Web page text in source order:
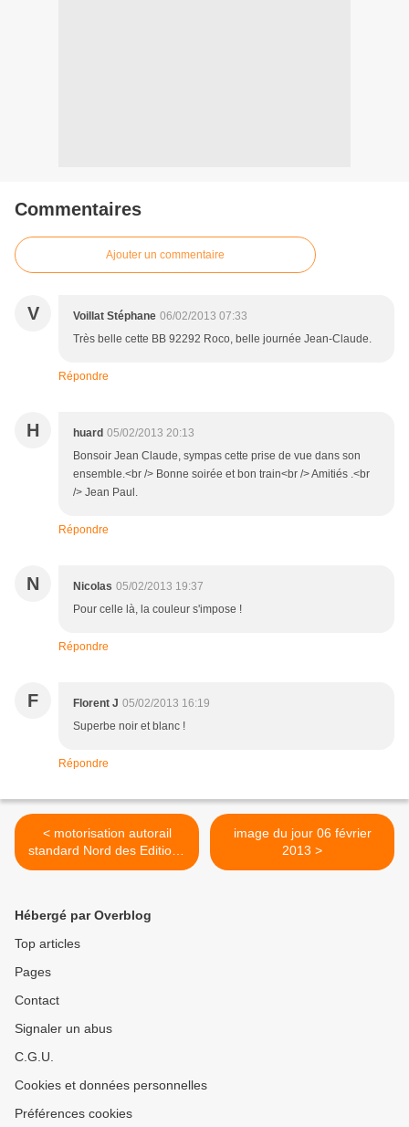
Commentaires
Ajouter un commentaire
V Voillat Stéphane 06/02/2013 07:33
Très belle cette BB 92292 Roco, belle journée Jean-Claude.
Répondre
H huard 05/02/2013 20:13
Bonsoir Jean Claude, sympas cette prise de vue dans son
ensemble.<br /> Bonne soirée et bon train<br /> Amitiés .<br
/> Jean Paul.
Répondre
N Nicolas 05/02/2013 19:37
Pour celle là, la couleur s'impose !
Répondre
F Florent J 05/02/2013 16:19
Superbe noir et blanc !
Répondre
< motorisation autorail
standard Nord des Editions
Atlas
image du jour 06 février
2013 >
Hébergé par Overblog
Top articles
Pages
Contact
Signaler un abus
C.G.U.
Cookies et données personnelles
Préférences cookies